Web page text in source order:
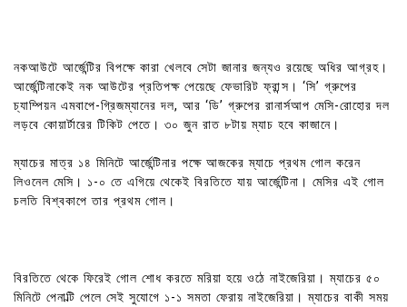
নকআউটে আর্জেন্টির বিপক্ষে কারা খেলবে সেটা জানার জন্যও রয়েছে অধির আগ্রহ।
আর্জেন্টিনাকেই নক আউটের প্রতিপক্ষ পেয়েছে ফেভারিট ফ্রান্স। ‘সি’ গ্রুপের
চ্যাম্পিয়ন এমবাপে-গ্রিজম্যানের দল, আর ‘ডি’ গ্রুপের রানার্সআপ মেসি-রোহোর দল
লড়বে কোয়ার্টারের টিকিট পেতে। ৩০ জুন রাত ৮টায় ম্যাচ হবে কাজানে।
ম্যাচের মাত্র ১৪ মিনিটে আর্জেন্টিনার পক্ষে আজকের ম্যাচে প্রথম গোল করেন
লিওনেল মেসি। ১-০ তে এগিয়ে থেকেই বিরতিতে যায় আর্জেন্টিনা। মেসির এই গোল
চলতি বিশ্বকাপে তার প্রথম গোল।
বিরতিতে থেকে ফিরেই গোল শোধ করতে মরিয়া হয়ে ওঠে নাইজেরিয়া। ম্যাচের ৫০
মিনিটে পেনাল্টি পেলে সেই সুযোগে ১-১ সমতা ফেরায় নাইজেরিয়া। ম্যাচের বাকী সময়